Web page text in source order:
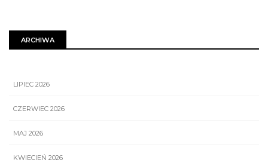
ARCHIWA
LIPIEC 2026
CZERWIEC 2026
MAJ 2026
KWIECIEŃ 2026